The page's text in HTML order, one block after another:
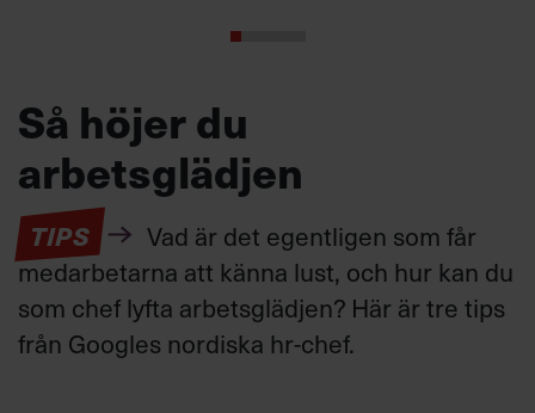
Så höjer du
arbetsglädjen
TIPS
Vad är det egentligen som får
medarbetarna att känna lust, och hur kan du
som chef lyfta arbetsglädjen? Här är tre tips
från Googles nordiska hr-chef.